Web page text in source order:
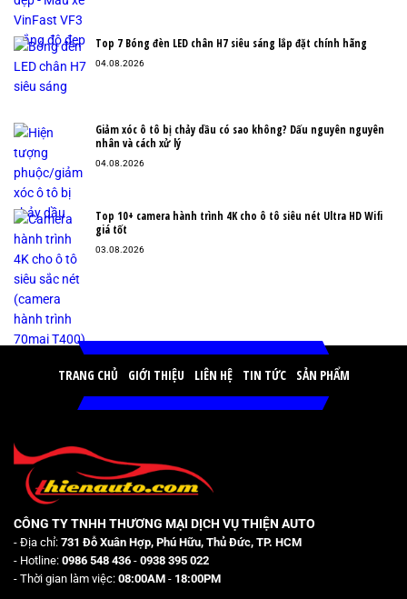
Top 7 Bóng đèn LED chân H7 siêu sáng lắp đặt chính hãng
04.08.2026
Giảm xóc ô tô bị chảy dầu có sao không? Dấu nguyên nguyên
nhân và cách xử lý
04.08.2026
Top 10+ camera hành trình 4K cho ô tô siêu nét Ultra HD Wifi
giá tốt
03.08.2026
TRANG CHỦ GIỚI THIỆU LIÊN HỆ TIN TỨC SẢN PHẨM
CÔNG TY TNHH THƯƠNG MẠI DỊCH VỤ THIỆN AUTO
- Địa chỉ: 731 Đỗ Xuân Hợp, Phú Hữu, Thủ Đức, TP. HCM
- Hotline: 0986 548 436 - 0938 395 022
- Thời gian làm việc: 08:00AM - 18:00PM